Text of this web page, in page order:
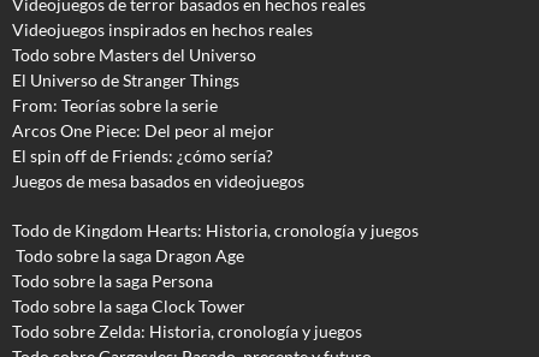
Videojuegos inspirados en hechos reales
Todo sobre Masters del Universo
El Universo de Stranger Things
From: Teorías sobre la serie
Arcos One Piece: Del peor al mejor
El spin off de Friends: ¿cómo sería?
Juegos de mesa basados en videojuegos
Todo de Kingdom Hearts: Historia, cronología y juegos
Todo sobre la saga Dragon Age
Todo sobre la saga Persona
Todo sobre la saga Clock Tower
Todo sobre Zelda: Historia, cronología y juegos